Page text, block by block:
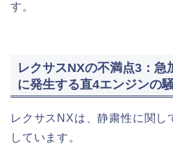
す。
レクサスNXの不満点3：急
に発生する直4エンジンの
レクサスNXは、静粛性に関し
しています。